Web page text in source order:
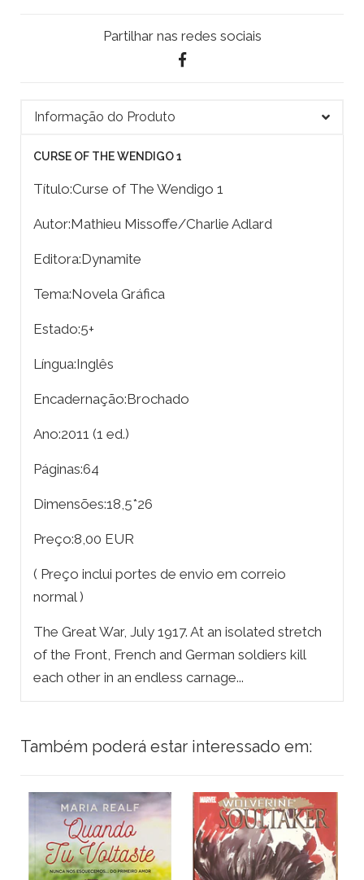
Partilhar nas redes sociais
Informação do Produto
CURSE OF THE WENDIGO 1
Título:Curse of The Wendigo 1
Autor:Mathieu Missoffe/Charlie Adlard
Editora:Dynamite
Tema:Novela Gráfica
Estado:5+
Língua:Inglês
Encadernação:Brochado
Ano:2011 (1 ed.)
Páginas:64
Dimensões:18,5*26
Preço:8,00 EUR
( Preço inclui portes de envio em correio
normal )
The Great War, July 1917. At an isolated stretch
of the Front, French and German soldiers kill
each other in an endless carnage...
Também poderá estar interessado em: